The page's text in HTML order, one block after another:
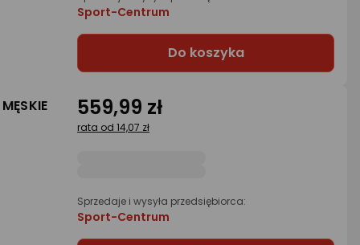
Sport-Centrum
Do koszyka
559,99 zł
rata od 14,07 zł
Sprzedaje i wysyła przedsiębiorca:
Sport-Centrum